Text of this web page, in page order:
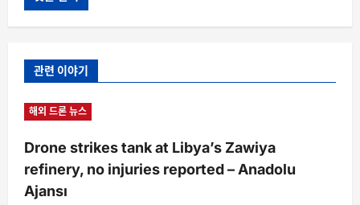
관련 이야기
해외 드론 뉴스
Drone strikes tank at Libya’s Zawiya
refinery, no injuries reported – Anadolu
Ajansı